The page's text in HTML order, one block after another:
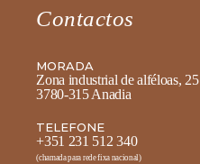
Contactos
MORADA
Zona industrial de alféloas, 25
3780-315 Anadia
TELEFONE
+351 231 512 340
(chamada para rede fixa nacional)